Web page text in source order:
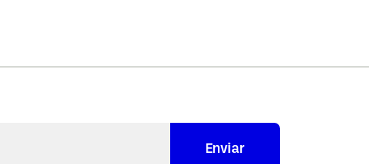
Enviar